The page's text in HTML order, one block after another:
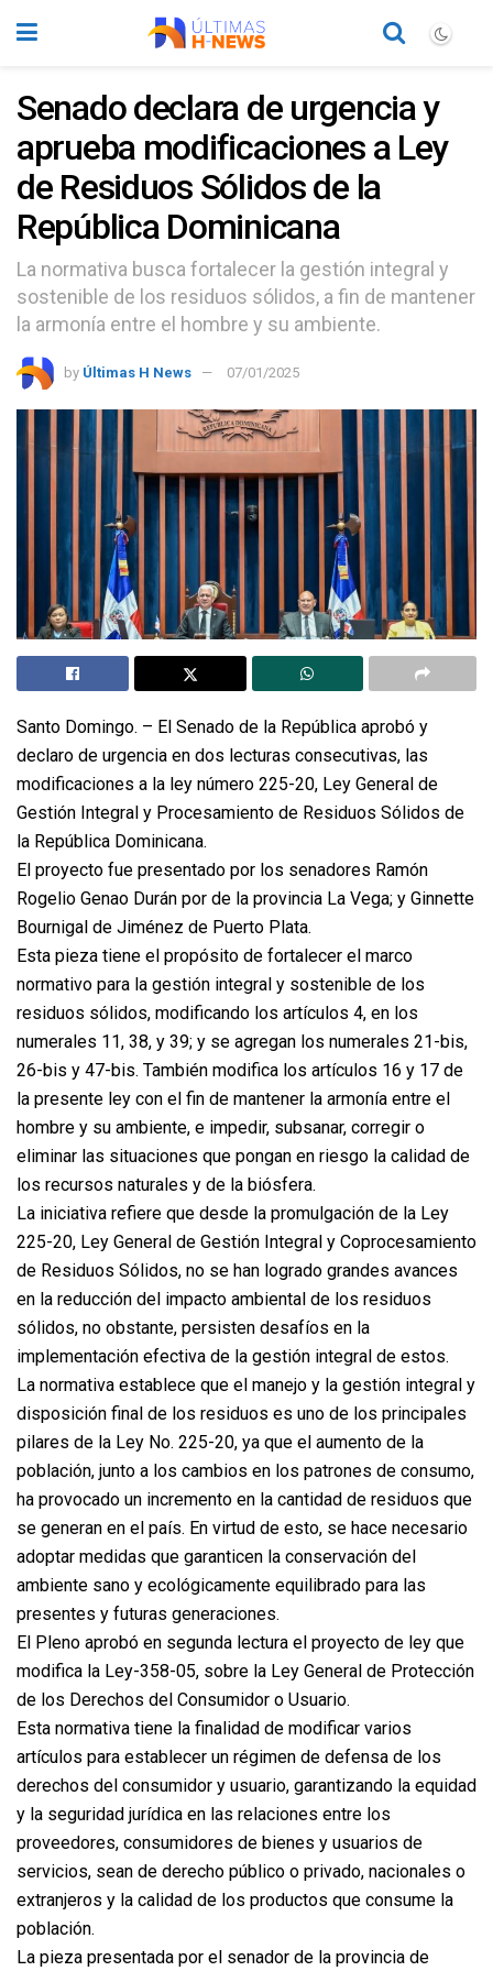
Senado declara de urgencia y
aprueba modificaciones a Ley
de Residuos Sólidos de la
República Dominicana
La normativa busca fortalecer la gestión integral y
sostenible de los residuos sólidos, a fin de mantener
la armonía entre el hombre y su ambiente.
by Últimas H News 07/01/2025
Santo Domingo. – El Senado de la República aprobó y
declaro de urgencia en dos lecturas consecutivas, las
modificaciones a la ley número 225-20, Ley General de
Gestión Integral y Procesamiento de Residuos Sólidos de
la República Dominicana.
El proyecto fue presentado por los senadores Ramón
Rogelio Genao Durán por de la provincia La Vega; y Ginnette
Bournigal de Jiménez de Puerto Plata.
Esta pieza tiene el propósito de fortalecer el marco
normativo para la gestión integral y sostenible de los
residuos sólidos, modificando los artículos 4, en los
numerales 11, 38, y 39; y se agregan los numerales 21-bis,
26-bis y 47-bis. También modifica los artículos 16 y 17 de
la presente ley con el fin de mantener la armonía entre el
hombre y su ambiente, e impedir, subsanar, corregir o
eliminar las situaciones que pongan en riesgo la calidad de
los recursos naturales y de la biósfera.
La iniciativa refiere que desde la promulgación de la Ley
225-20, Ley General de Gestión Integral y Coprocesamiento
de Residuos Sólidos, no se han logrado grandes avances
en la reducción del impacto ambiental de los residuos
sólidos, no obstante, persisten desafíos en la
implementación efectiva de la gestión integral de estos.
La normativa establece que el manejo y la gestión integral y
disposición final de los residuos es uno de los principales
pilares de la Ley No. 225-20, ya que el aumento de la
población, junto a los cambios en los patrones de consumo,
ha provocado un incremento en la cantidad de residuos que
se generan en el país. En virtud de esto, se hace necesario
adoptar medidas que garanticen la conservación del
ambiente sano y ecológicamente equilibrado para las
presentes y futuras generaciones.
El Pleno aprobó en segunda lectura el proyecto de ley que
modifica la Ley-358-05, sobre la Ley General de Protección
de los Derechos del Consumidor o Usuario.
Esta normativa tiene la finalidad de modificar varios
artículos para establecer un régimen de defensa de los
derechos del consumidor y usuario, garantizando la equidad
y la seguridad jurídica en las relaciones entre los
proveedores, consumidores de bienes y usuarios de
servicios, sean de derecho público o privado, nacionales o
extranjeros y la calidad de los productos que consume la
población.
La pieza presentada por el senador de la provincia de